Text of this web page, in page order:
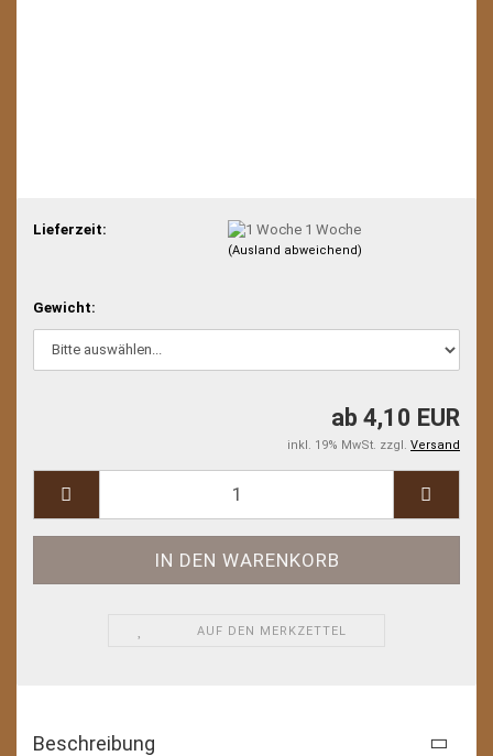
Lieferzeit: 1 Woche
(Ausland abweichend)
Gewicht:
ab 4,10 EUR
inkl. 19% MwSt. zzgl. Versand
AUF DEN MERKZETTEL
Beschreibung